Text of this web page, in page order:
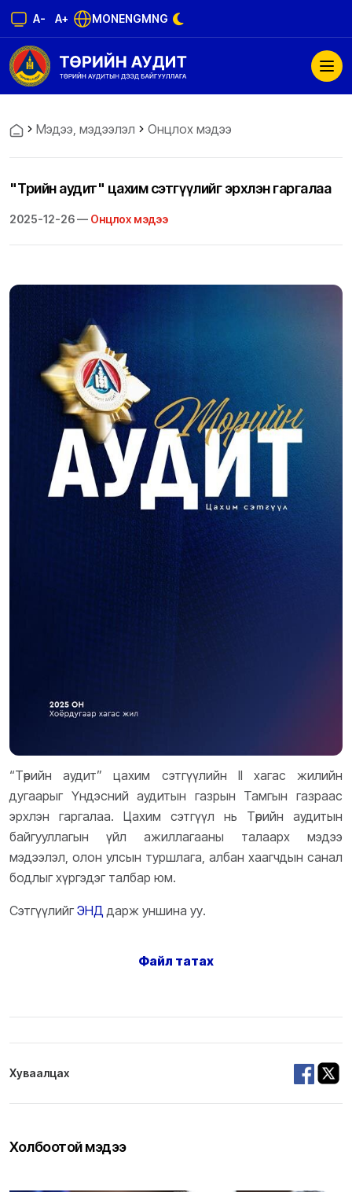
A- A+ MONENGMNG
Мэдээ, мэдээлэл Онцлох мэдээ
"Төрийн аудит" цахим сэтгүүлийг эрхлэн гаргалаа
2025-12-26 — Онцлох мэдээ
“Төрийн аудит” цахим сэтгүүлийн II хагас жилийн
дугаарыг Үндэсний аудитын газрын Тамгын газраас
эрхлэн гаргалаа. Цахим сэтгүүл нь Төрийн аудитын
байгууллагын үйл ажиллагааны талаарх мэдээ
мэдээлэл, олон улсын туршлага, албан хаагчдын санал
бодлыг хүргэдэг талбар юм.
Сэтгүүлийг ЭНД дарж уншина уу.
Файл татах
Хуваалцах
Холбоотой мэдээ